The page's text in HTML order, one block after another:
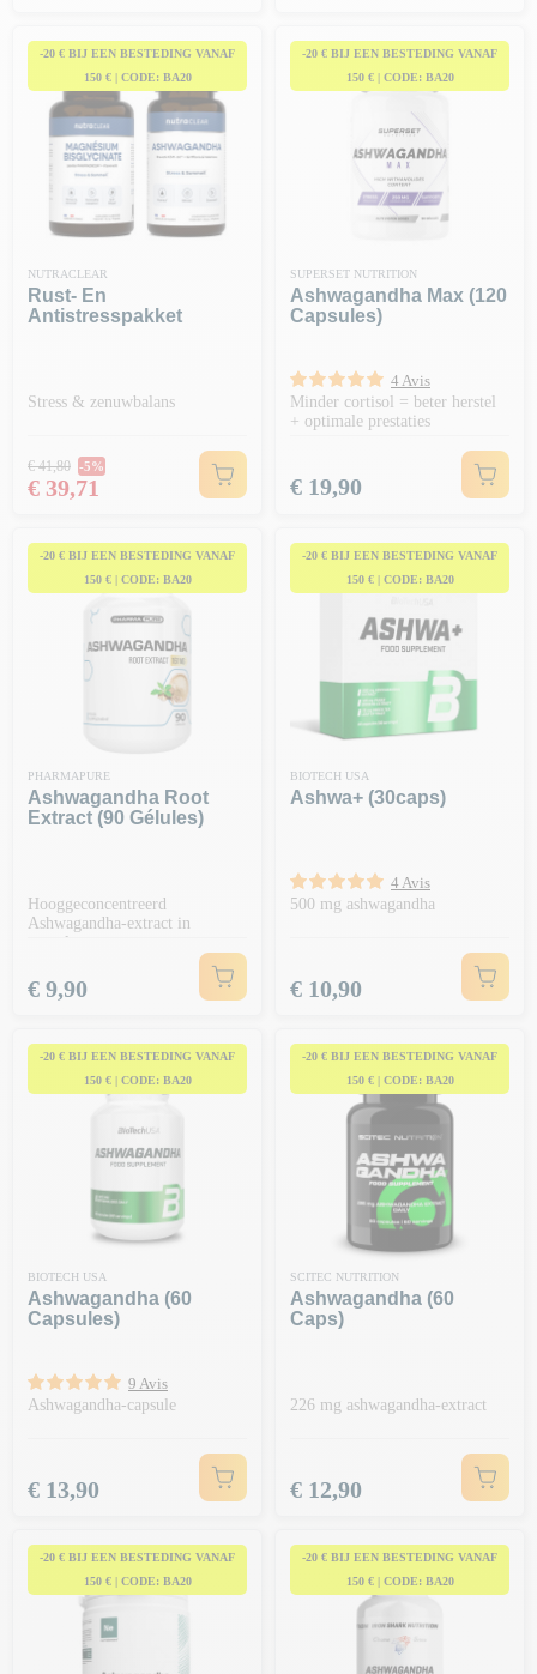
-20 € BIJ EEN BESTEDING VANAF
150 € | CODE: BA20
NUTRACLEAR
Rust- En
Antistresspakket
Stress & zenuwbalans
Normale prijs
€ 41,80 -5%
Prijs
€ 39,71
-20 € BIJ EEN BESTEDING VANAF
150 € | CODE: BA20
SUPERSET NUTRITION
Ashwagandha Max (120
Capsules)
4 Avis
Minder cortisol = beter herstel
+ optimale prestaties
Prijs
€ 19,90
-20 € BIJ EEN BESTEDING VANAF
150 € | CODE: BA20
PHARMAPURE
Ashwagandha Root
Extract (90 Gélules)
Hooggeconcentreerd
Ashwagandha-extract in
capsules
Prijs
€ 9,90
-20 € BIJ EEN BESTEDING VANAF
150 € | CODE: BA20
BIOTECH USA
Ashwa+ (30caps)
4 Avis
500 mg ashwagandha
Prijs
€ 10,90
-20 € BIJ EEN BESTEDING VANAF
150 € | CODE: BA20
BIOTECH USA
Ashwagandha (60
Capsules)
9 Avis
Ashwagandha-capsule
Prijs
€ 13,90
-20 € BIJ EEN BESTEDING VANAF
150 € | CODE: BA20
SCITEC NUTRITION
Ashwagandha (60
Caps)
226 mg ashwagandha-extract
Prijs
€ 12,90
-20 € BIJ EEN BESTEDING VANAF
150 € | CODE: BA20
-20 € BIJ EEN BESTEDING VANAF
150 € | CODE: BA20